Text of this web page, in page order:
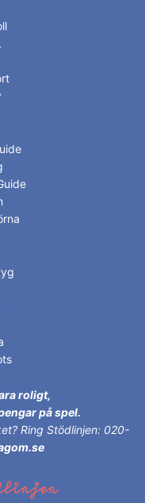
roligt,
på spel.
Ring Stödlinjen: 020-